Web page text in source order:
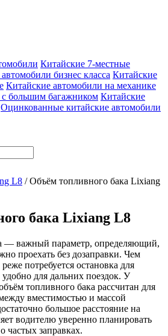
Китайские 7-местные
бизнес класса Китайские
Китайские автомобили на механике
большим багажником Китайские
Оцинкованные китайские автомобили
L8 / Объём топливного бака Lixiang
бака Lixiang L8
— важный параметр, определяющий,
проехать без дозаправки. Чем
потребуется остановка для
для дальних поездок. У
топливного бака рассчитан для
вместимостью и массой
большое расстояние на
водителю уверенно планировать
частых заправках.